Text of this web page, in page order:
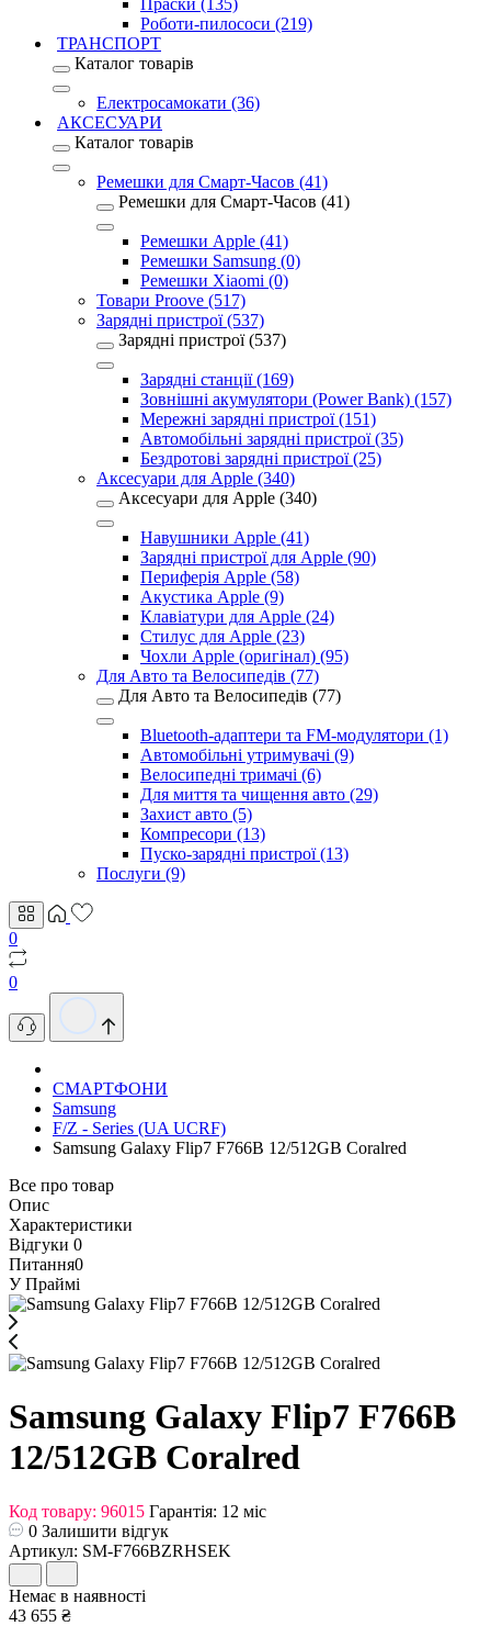
Праски (135)
Роботи-пилососи (219)
ТРАНСПОРТ
Каталог товарів
Електросамокати (36)
АКСЕСУАРИ
Каталог товарів
Ремешки для Смарт-Часов (41)
Ремешки для Смарт-Часов (41)
Ремешки Apple (41)
Ремешки Samsung (0)
Ремешки Xiaomi (0)
Товари Proove (517)
Зарядні пристрої (537)
Зарядні пристрої (537)
Зарядні станції (169)
Зовнішні акумулятори (Power Bank) (157)
Мережні зарядні пристрої (151)
Автомобільні зарядні пристрої (35)
Бездротові зарядні пристрої (25)
Аксесуари для Apple (340)
Аксесуари для Apple (340)
Навушники Apple (41)
Зарядні пристрої для Apple (90)
Периферія Apple (58)
Акустика Apple (9)
Клавіатури для Apple (24)
Стилус для Apple (23)
Чохли Apple (оригінал) (95)
Для Авто та Велосипедів (77)
Для Авто та Велосипедів (77)
Bluetooth-адаптери та FM-модулятори (1)
Автомобільні утримувачі (9)
Велосипедні тримачі (6)
Для миття та чищення авто (29)
Захист авто (5)
Компресори (13)
Пуско-зарядні пристрої (13)
Послуги (9)
0
0
СМАРТФОНИ
Samsung
F/Z - Series (UA UCRF)
Samsung Galaxy Flip7 F766B 12/512GB Coralred
Все про товар
Опис
Характеристики
Відгуки 0
Питання0
У Праймі
Samsung Galaxy Flip7 F766B
12/512GB Coralred
Код товару: 96015 Гарантія: 12 міс
0 Залишити відгук
Артикул: SM-F766BZRHSEK
Немає в наявності
43 655 ₴